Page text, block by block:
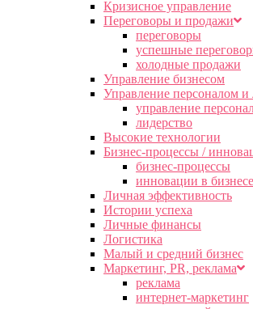
Кризисное управление
Переговоры и продажи
переговоры
успешные
холодные продажи
Управление бизнесом
Управление персоналом и
управление
лидерство
Высокие технологии
Бизнес-процессы /
бизнес-процессы
инновации в бизнесе
Личная эффективность
Истории успеха
Личные финансы
Логистика
Малый и средний бизнес
Маркетинг, PR, реклама
реклама
интернет-маркетинг